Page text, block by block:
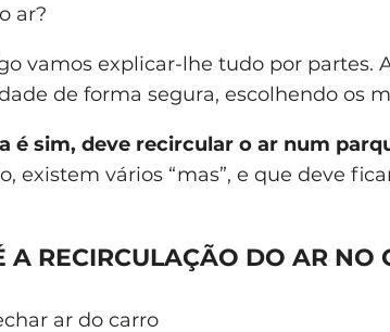
ar?
vamos explicar-lhe tudo por partes.
de forma segura, escolhendo os
é sim, deve recircular o ar num
existem vários “mas”, e que deve
A RECIRCULAÇÃO DO AR NO